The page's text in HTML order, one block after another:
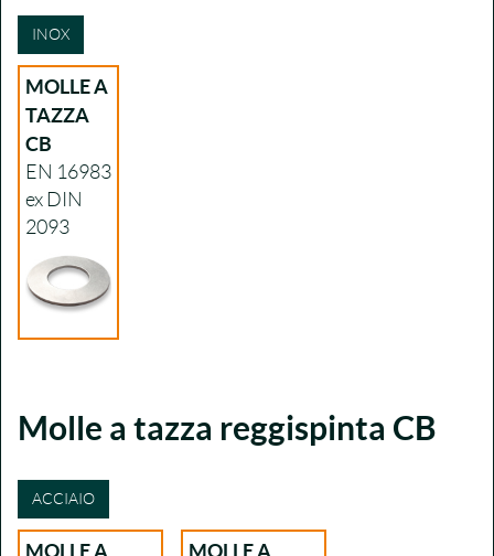
INOX
MOLLE A
TAZZA
CB
EN 16983
ex DIN
2093
Molle a tazza reggispinta CB
ACCIAIO
MOLLE A MOLLE A